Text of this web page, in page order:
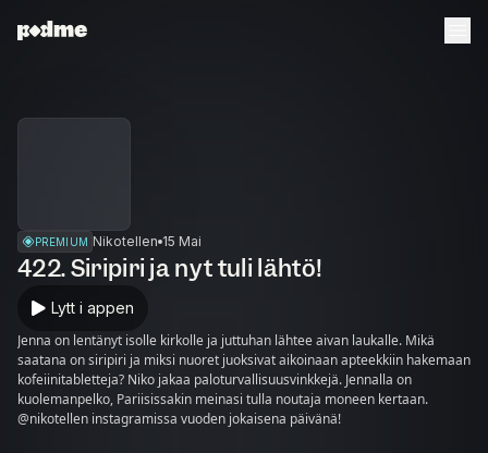
PREMIUM Nikotellen 15 Mai
422. Siripiri ja nyt tuli lähtö!
Lytt i appen
Jenna on lentänyt isolle kirkolle ja juttuhan lähtee aivan laukalle. Mikä
saatana on siripiri ja miksi nuoret juoksivat aikoinaan apteekkiin hakemaan
kofeiinitabletteja? Niko jakaa paloturvallisuusvinkkejä. Jennalla on
kuolemanpelko, Pariisissakin meinasi tulla noutaja moneen kertaan.
@nikotellen instagramissa vuoden jokaisena päivänä!